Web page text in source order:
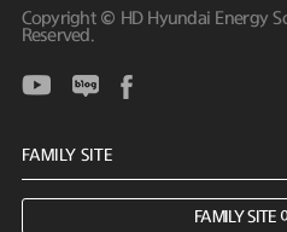
Copyright © HD Hyundai Energy
Reserved.
FAMILY SITE